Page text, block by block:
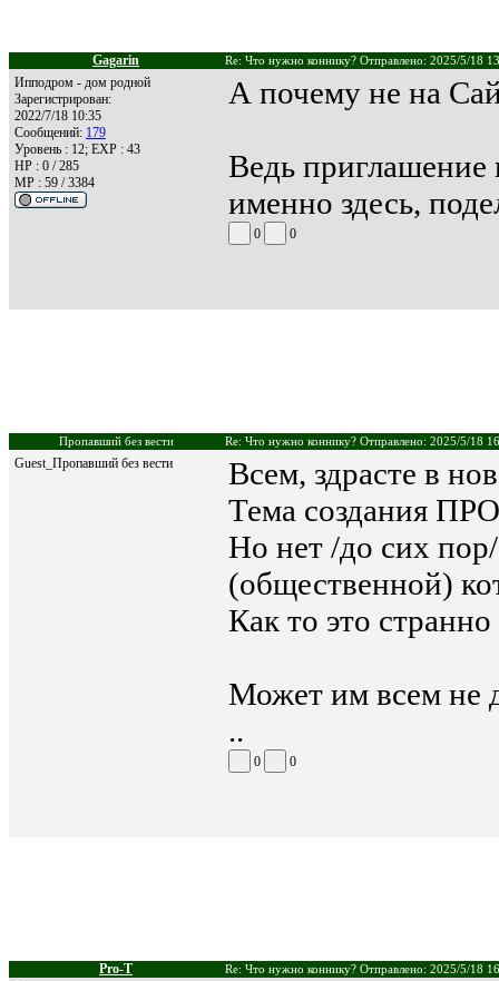
Gagarin Re: Что нужно коннику? Отправлено: 2025/5/18
Ипподром - дом родной
Зарегистрирован:
2022/7/18 10:35
Сообщений: 179
Уровень : 12; EXP : 43
HP : 0 / 285
MP : 59 / 3384
А почему не на
Ведь приглашение
именно здесь,
0 0
Пропавший без вести Re: Что нужно коннику? Отправлено: 2025/5/18
Guest_Пропавший без вести
Всем, здрасте в
Тема создания
Но нет /до сих
(общественной)
Как то это странно
Может им всем не
..
0 0
Pro-T Re: Что нужно коннику? Отправлено: 2025/5/18